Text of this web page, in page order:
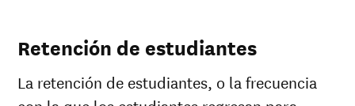
Isleño del
Blanca 32%
51%
Múltiples
Retención de estudiantes
La retención de estudiantes, o la frecuencia